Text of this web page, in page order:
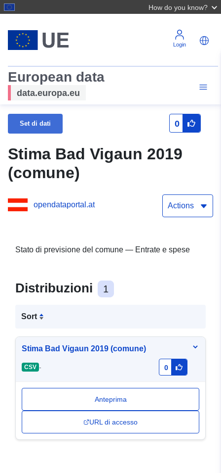
How do you know?
Login
European data
data.europa.eu
Set di dati 0
Stima Bad Vigaun 2019
(comune)
opendataportal.at Actions
Stato di previsione del comune — Entrate e spese
Distribuzioni 1
Sort
Stima Bad Vigaun 2019 (comune)
CSV - 0
Anteprima
URL di accesso